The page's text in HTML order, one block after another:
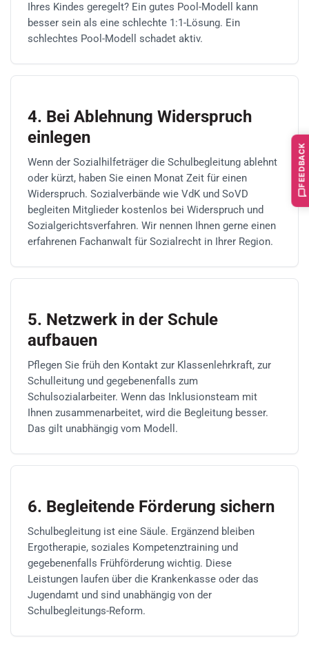
Ihres Kindes geregelt? Ein gutes Pool-Modell kann
besser sein als eine schlechte 1:1-Lösung. Ein
schlechtes Pool-Modell schadet aktiv.
4. Bei Ablehnung Widerspruch
einlegen
Wenn der Sozialhilfeträger die Schulbegleitung ablehnt
oder kürzt, haben Sie einen Monat Zeit für einen
Widerspruch. Sozialverbände wie VdK und SoVD
begleiten Mitglieder kostenlos bei Widerspruch und
Sozialgerichtsverfahren. Wir nennen Ihnen gerne einen
erfahrenen Fachanwalt für Sozialrecht in Ihrer Region.
5. Netzwerk in der Schule
aufbauen
Pflegen Sie früh den Kontakt zur Klassenlehrkraft, zur
Schulleitung und gegebenenfalls zum
Schulsozialarbeiter. Wenn das Inklusionsteam mit
Ihnen zusammenarbeitet, wird die Begleitung besser.
Das gilt unabhängig vom Modell.
6. Begleitende Förderung sichern
Schulbegleitung ist eine Säule. Ergänzend bleiben
Ergotherapie, soziales Kompetenztraining und
gegebenenfalls Frühförderung wichtig. Diese
Leistungen laufen über die Krankenkasse oder das
Jugendamt und sind unabhängig von der
Schulbegleitungs-Reform.
FEEDBACK